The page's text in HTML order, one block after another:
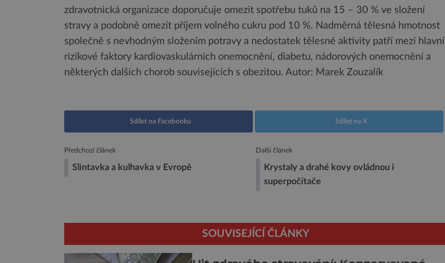
zdravotnická organizace doporučuje omezit spotřebu tuků na 15 – 30 % ve složení
stravy a podobně omezit příjem volného cukru pod 10 %. Nadměrná tělesná hmotnost
společně s nevhodným složením potravy a nedostatek tělesné aktivity patří mezi hlavní
rizikové faktory kardiovaskulárních onemocnění, diabetu, nádorových onemocnění a
některých dalších chorob souvisejících s obezitou. Autor: Marek Zouzalík
Sdílet na Facebooku Sdílet na X
Předchozí článek
Slintavka a kulhavka v Evropě
Další článek
Krystaly a drahé kovy ovládnou i
superpočítače
SOUVISEJÍCÍ ČLÁNKY